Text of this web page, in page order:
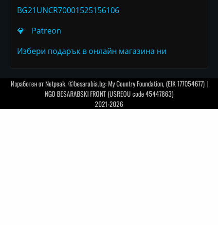
BG21UNCR70001525156106
💎
Patreon
Избери подарък в онлайн магазина ни
Изработен отNetpeak. ©besarabia.bg: My Country Foundation, (EIK 177054677) |
NGO BESARABSKI FRONT (USREOU code 45447863)
2021-2026